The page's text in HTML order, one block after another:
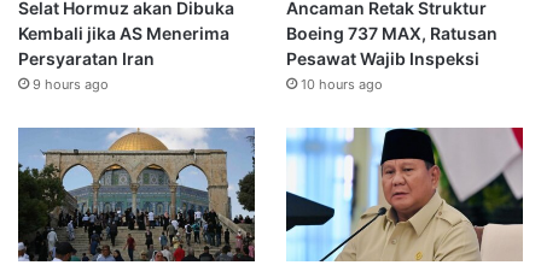
Selat Hormuz akan Dibuka
Kembali jika AS Menerima
Persyaratan Iran
9 hours ago
Ancaman Retak Struktur
Boeing 737 MAX, Ratusan
Pesawat Wajib Inspeksi
10 hours ago